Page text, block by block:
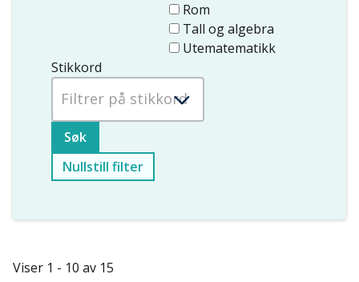
Rom
Tall og algebra
Utematematikk
Stikkord
Nullstill filter
Viser 1 - 10 av 15